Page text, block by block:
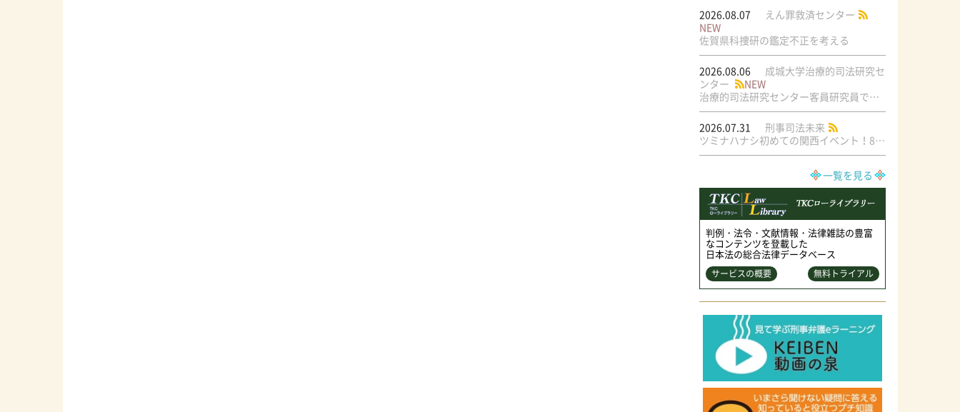
2026.08.07
えん罪救済センター
NEW
佐賀県科捜研の鑑定不正を考える
2026.08.06
成城大学治療的司法研究セ
ンター
NEW
治療的司法研究センター客員研究員で元・弁護士の菅原直美氏の論文が公刊されました
2026.07.31
刑事司法未来
ツミナハナシ初めての関西イベント！8/17（月）＠梅田ラテラル
一覧を見る
判例・法令・文献情報・法律雑誌の豊富
なコンテンツを登載した
日本法の総合法律データベース
サービスの概要 無料トライアル